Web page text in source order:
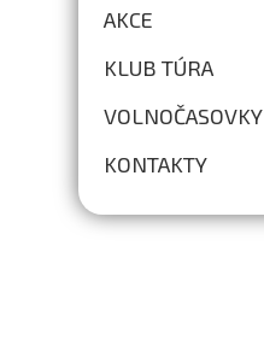
AKCE
KLUB TÚRA
VOLNOČASOVKY
KONTAKTY